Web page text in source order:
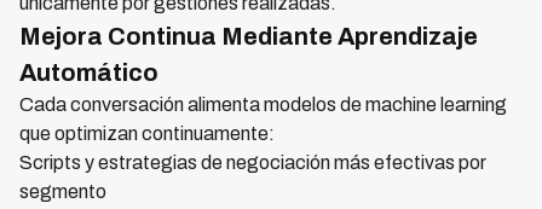
Mejora Continua Mediante Aprendizaje
Automático
Cada conversación alimenta modelos de machine learning
que optimizan continuamente:
Scripts y estrategias de negociación más efectivas por
segmento